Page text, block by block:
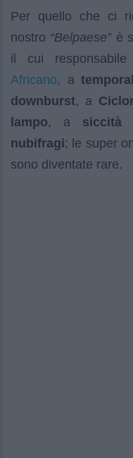
Per quello che ci
nostro “Belpaese”è
il cui
Africano, a
downburst, a
lampo, a siccità
nubifragi; le super
sono diventate rare.